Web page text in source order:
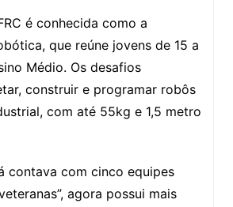
é conhecida como a
que reúne jovens de 15 a
Médio. Os desafios
construir e programar robôs
com até 55kg e 1,5 metro
contava com cinco equipes
agora possui mais